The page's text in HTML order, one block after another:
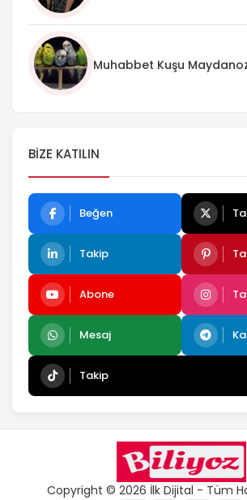
Muhabbet Kuşu
BIZE KATILIN
Beğen
Takip
Abone
Mesaj
Takip
Copyright © 2026 İlk Dijital - Tüm